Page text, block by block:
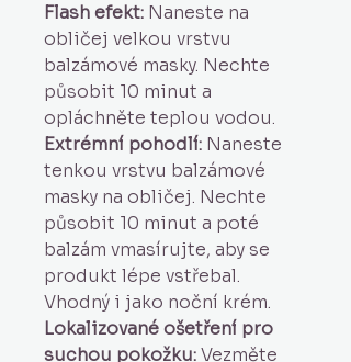
Flash efekt: Naneste na
obličej velkou vrstvu
balzámové masky. Nechte
působit 10 minut a
opláchněte teplou vodou.
Extrémní pohodlí: Naneste
tenkou vrstvu balzámové
masky na obličej. Nechte
působit 10 minut a poté
balzám vmasírujte, aby se
produkt lépe vstřebal.
Vhodný i jako noční krém.
Lokalizované ošetření pro
suchou pokožku:Vezměte